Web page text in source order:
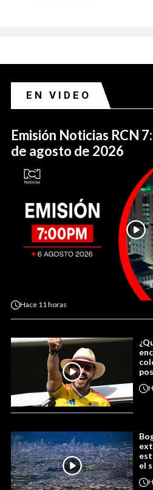
EN VIDEO
Emisión Noticias RCN
de agosto de 2026
Hace 11 horas
el